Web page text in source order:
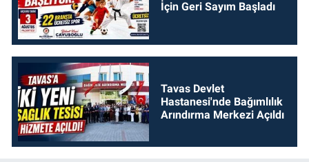
İçin Geri Sayım Başladı
Tavas Devlet
Hastanesi'nde Bağımlılık
Arındırma Merkezi Açıldı